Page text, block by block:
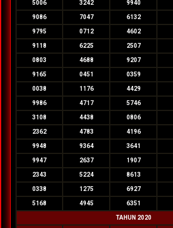
5006 3242 9940
9086 7047 6132
9795 0712 4602
9118 6225 2507
0803 4688 9207
9165 0451 0359
0038 1176 4429
9986 4717 5746
3108 4438 0806
2362 4783 4196
9948 9364 3641
9947 2637 1907
2343 5224 8613
0338 1275 6927
5168 4945 6351
TAHUN 2020